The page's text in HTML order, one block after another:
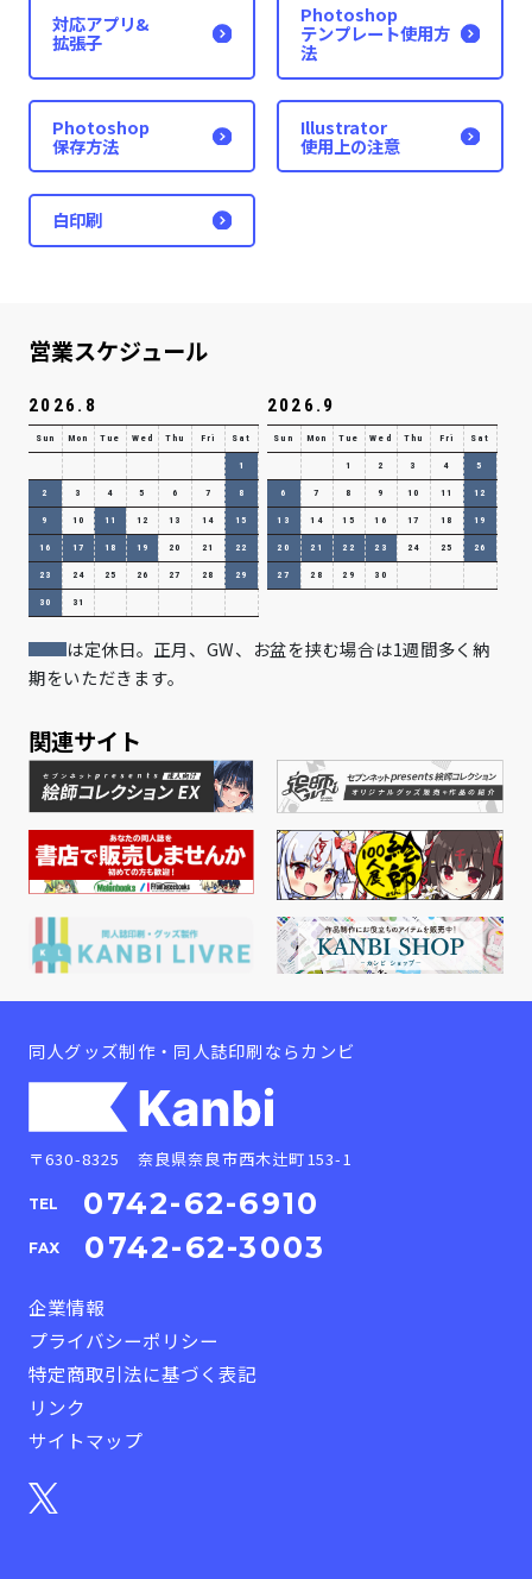
対応アプリ&
拡張子
Photoshop
テンプレート使用方
法
Photoshop
保存方法
Illustrator
使用上の注意
白印刷
営業スケジュール
2026.8
Sun Mon Tue Wed Thu Fri Sat
1
2 3 4 5 6 7 8
9 10 11 12 13 14 15
16 17 18 19 20 21 22
23 24 25 26 27 28 29
30 31
2026.9
Sun Mon Tue Wed Thu Fri Sat
1 2 3 4 5
6 7 8 9 10 11 12
13 14 15 16 17 18 19
20 21 22 23 24 25 26
27 28 29 30
は定休日。正月、GW、お盆を挟む場合は1週間多く納
期をいただきます。
関連サイト
同人グッズ制作・同人誌印刷ならカンビ
〒630-8325 奈良県奈良市西木辻町153-1
TEL 0742-62-6910
FAX 0742-62-3003
企業情報
プライバシーポリシー
特定商取引法に基づく表記
リンク
サイトマップ